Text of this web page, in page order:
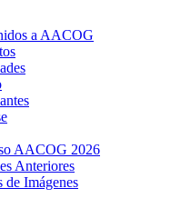
a AACOG
AACOG 2026
Anteriores
de Imágenes